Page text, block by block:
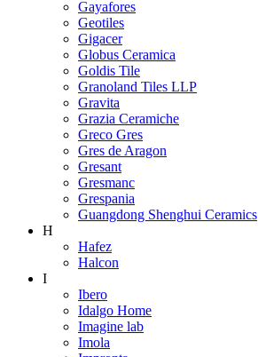
Gayafores
Geotiles
Gigacer
Globus Ceramica
Goldis Tile
Granoland Tiles LLP
Gravita
Grazia Ceramiche
Greco Gres
Gres de Aragon
Gresant
Gresmanc
Grespania
Guangdong Shenghui Ceramics
H
Hafez
Halcon
I
Ibero
Idalgo Home
Imagine lab
Imola